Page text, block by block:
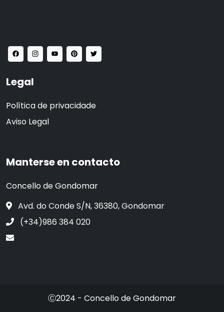
Legal
Política de privacidade
Aviso Legal
Manterse en contacto
Concello de Gondomar
Avd. do Conde S/N, 36380, Gondomar
(+34)986 384 020
Ⓒ2024 - Concello de Gondomar